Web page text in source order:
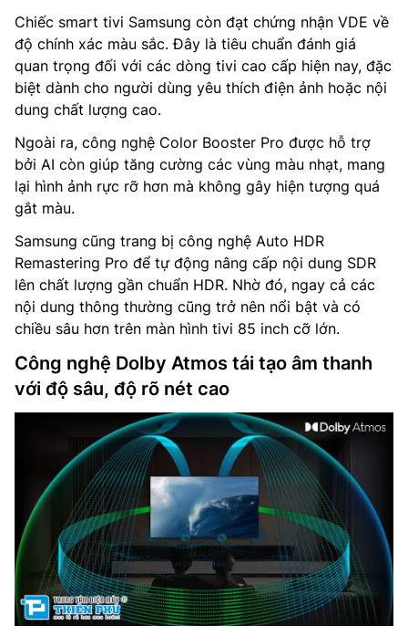
Chiếc smart tivi Samsung còn đạt chứng nhận VDE về
độ chính xác màu sắc. Đây là tiêu chuẩn đánh giá
quan trọng đối với các dòng tivi cao cấp hiện nay, đặc
biệt dành cho người dùng yêu thích điện ảnh hoặc nội
dung chất lượng cao.
Ngoài ra, công nghệ Color Booster Pro được hỗ trợ
bởi AI còn giúp tăng cường các vùng màu nhạt, mang
lại hình ảnh rực rỡ hơn mà không gây hiện tượng quá
gắt màu.
Samsung cũng trang bị công nghệ Auto HDR
Remastering Pro để tự động nâng cấp nội dung SDR
lên chất lượng gần chuẩn HDR. Nhờ đó, ngay cả các
nội dung thông thường cũng trở nên nổi bật và có
chiều sâu hơn trên màn hình tivi 85 inch cỡ lớn.
Công nghệ Dolby Atmos tái tạo âm thanh
với độ sâu, độ rõ nét cao